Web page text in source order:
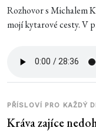
Rozhovor s Michalem
mojí kytarové cesty. V
PŘÍSLOVÍ PRO KAŽDÝ
Kráva zajíce